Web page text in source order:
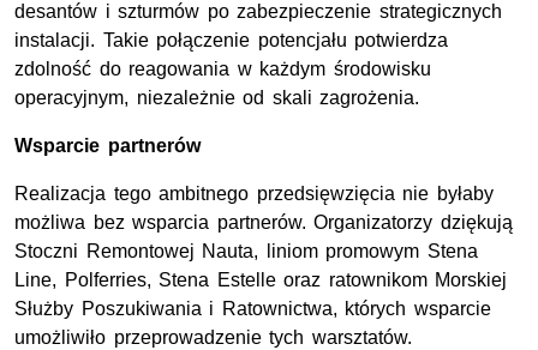
desantów i szturmów po zabezpieczenie strategicznych
instalacji. Takie połączenie potencjału potwierdza
zdolność do reagowania w każdym środowisku
operacyjnym, niezależnie od skali zagrożenia.
Wsparcie partnerów
Realizacja tego ambitnego przedsięwzięcia nie byłaby
możliwa bez wsparcia partnerów. Organizatorzy dziękują
Stoczni Remontowej Nauta, liniom promowym Stena
Line, Polferries, Stena Estelle oraz ratownikom Morskiej
Służby Poszukiwania i Ratownictwa, których wsparcie
umożliwiło przeprowadzenie tych warsztatów.